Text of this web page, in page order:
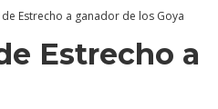
Estrecho a ganador de los Goya
Estrecho a